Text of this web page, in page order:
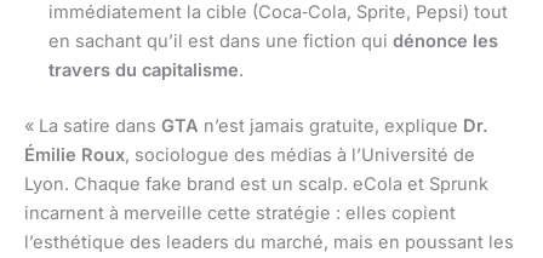
immédiatement la cible (Coca‑Cola, Sprite, Pepsi) tout
en sachant qu’il est dans une fiction qui dénonce les
travers du capitalisme.
« La satire dans GTA n’est jamais gratuite, explique Dr.
Émilie Roux, sociologue des médias à l’Université de
Lyon. Chaque fake brand est un scalp. eCola et Sprunk
incarnent à merveille cette stratégie : elles copient
l’esthétique des leaders du marché, mais en poussant les